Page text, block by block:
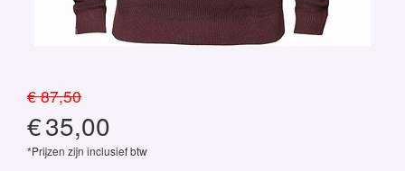
€ 87,50
€35,00
*Prijzen zijn inclusief btw